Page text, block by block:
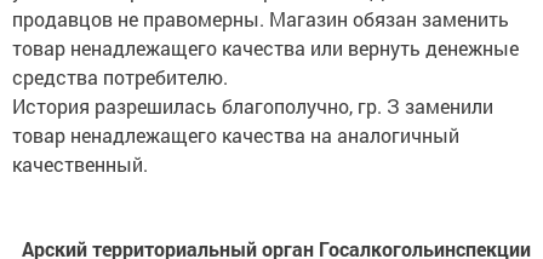
товар ненадлежащего качества или вернуть денежные
средства потребителю.
История разрешилась благополучно, гр. З заменили
товар ненадлежащего качества на аналогичный
качественный.
РТ